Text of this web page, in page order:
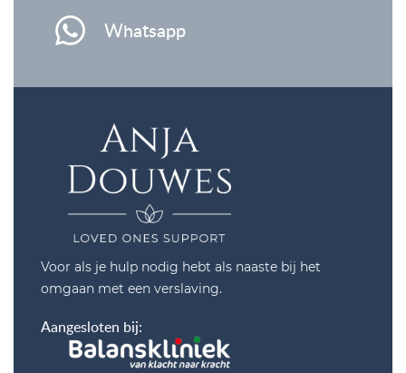
Whatsapp
Voor als je hulp nodig hebt als naaste bij het
omgaan met een verslaving.
Aangesloten bij: